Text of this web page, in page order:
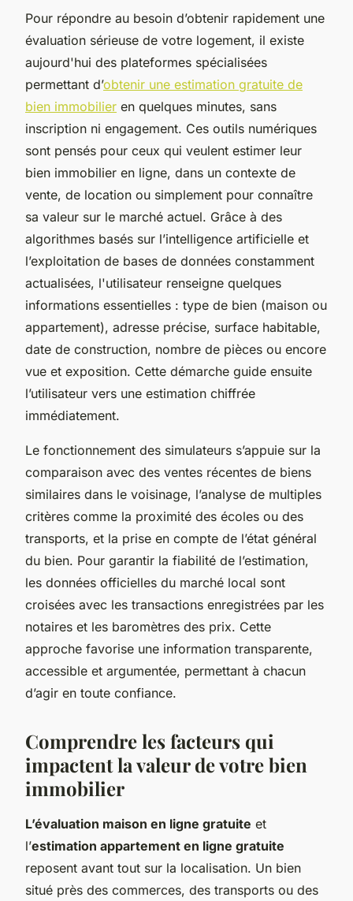
Pour répondre au besoin d’obtenir rapidement une
évaluation sérieuse de votre logement, il existe
aujourd'hui des plateformes spécialisées
permettant d’obtenir une estimation gratuite de
bien immobilier en quelques minutes, sans
inscription ni engagement. Ces outils numériques
sont pensés pour ceux qui veulent estimer leur
bien immobilier en ligne, dans un contexte de
vente, de location ou simplement pour connaître
sa valeur sur le marché actuel. Grâce à des
algorithmes basés sur l’intelligence artificielle et
l’exploitation de bases de données constamment
actualisées, l'utilisateur renseigne quelques
informations essentielles : type de bien (maison ou
appartement), adresse précise, surface habitable,
date de construction, nombre de pièces ou encore
vue et exposition. Cette démarche guide ensuite
l’utilisateur vers une estimation chiffrée
immédiatement.
Le fonctionnement des simulateurs s’appuie sur la
comparaison avec des ventes récentes de biens
similaires dans le voisinage, l’analyse de multiples
critères comme la proximité des écoles ou des
transports, et la prise en compte de l’état général
du bien. Pour garantir la fiabilité de l’estimation,
les données officielles du marché local sont
croisées avec les transactions enregistrées par les
notaires et les baromètres des prix. Cette
approche favorise une information transparente,
accessible et argumentée, permettant à chacun
d’agir en toute confiance.
Comprendre les facteurs qui
impactent la valeur de votre bien
immobilier
L’évaluation maison en ligne gratuite et
l’estimation appartement en ligne gratuite
reposent avant tout sur la localisation. Un bien
situé près des commerces, des transports ou des